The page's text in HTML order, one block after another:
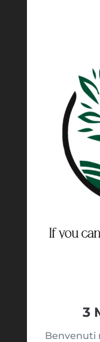
3
Benvenuti